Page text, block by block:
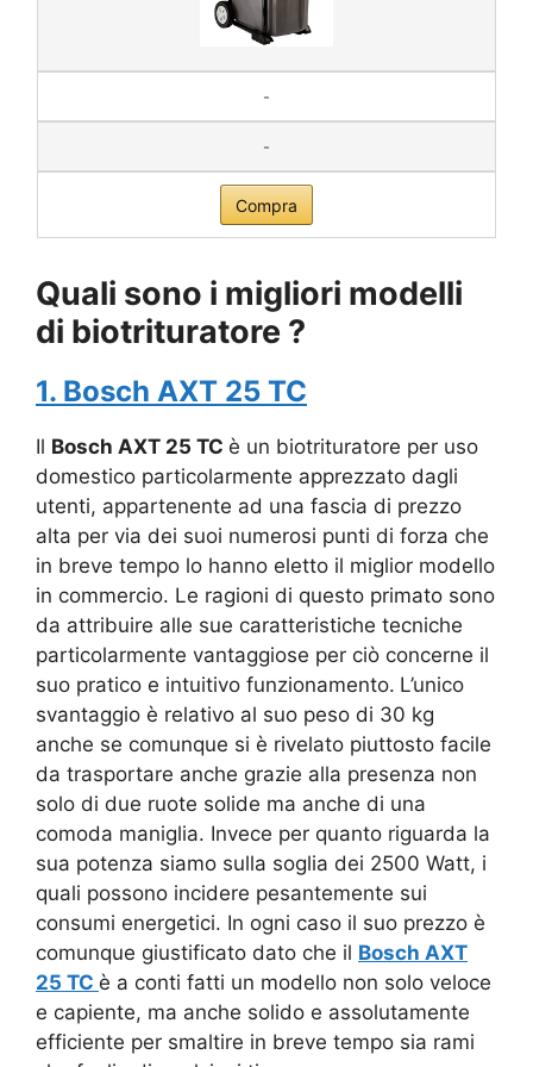
-
-
Compra
Quali sono i migliori modelli
di biotrituratore ?
1. Bosch AXT 25 TC
Il Bosch AXT 25 TC è un biotrituratore per uso
domestico particolarmente apprezzato dagli
utenti, appartenente ad una fascia di prezzo
alta per via dei suoi numerosi punti di forza che
in breve tempo lo hanno eletto il miglior modello
in commercio. Le ragioni di questo primato sono
da attribuire alle sue caratteristiche tecniche
particolarmente vantaggiose per ciò concerne il
suo pratico e intuitivo funzionamento. L’unico
svantaggio è relativo al suo peso di 30 kg
anche se comunque si è rivelato piuttosto facile
da trasportare anche grazie alla presenza non
solo di due ruote solide ma anche di una
comoda maniglia. Invece per quanto riguarda la
sua potenza siamo sulla soglia dei 2500 Watt, i
quali possono incidere pesantemente sui
consumi energetici. In ogni caso il suo prezzo è
comunque giustificato dato che il Bosch AXT
25 TC è a conti fatti un modello non solo veloce
e capiente, ma anche solido e assolutamente
efficiente per smaltire in breve tempo sia rami